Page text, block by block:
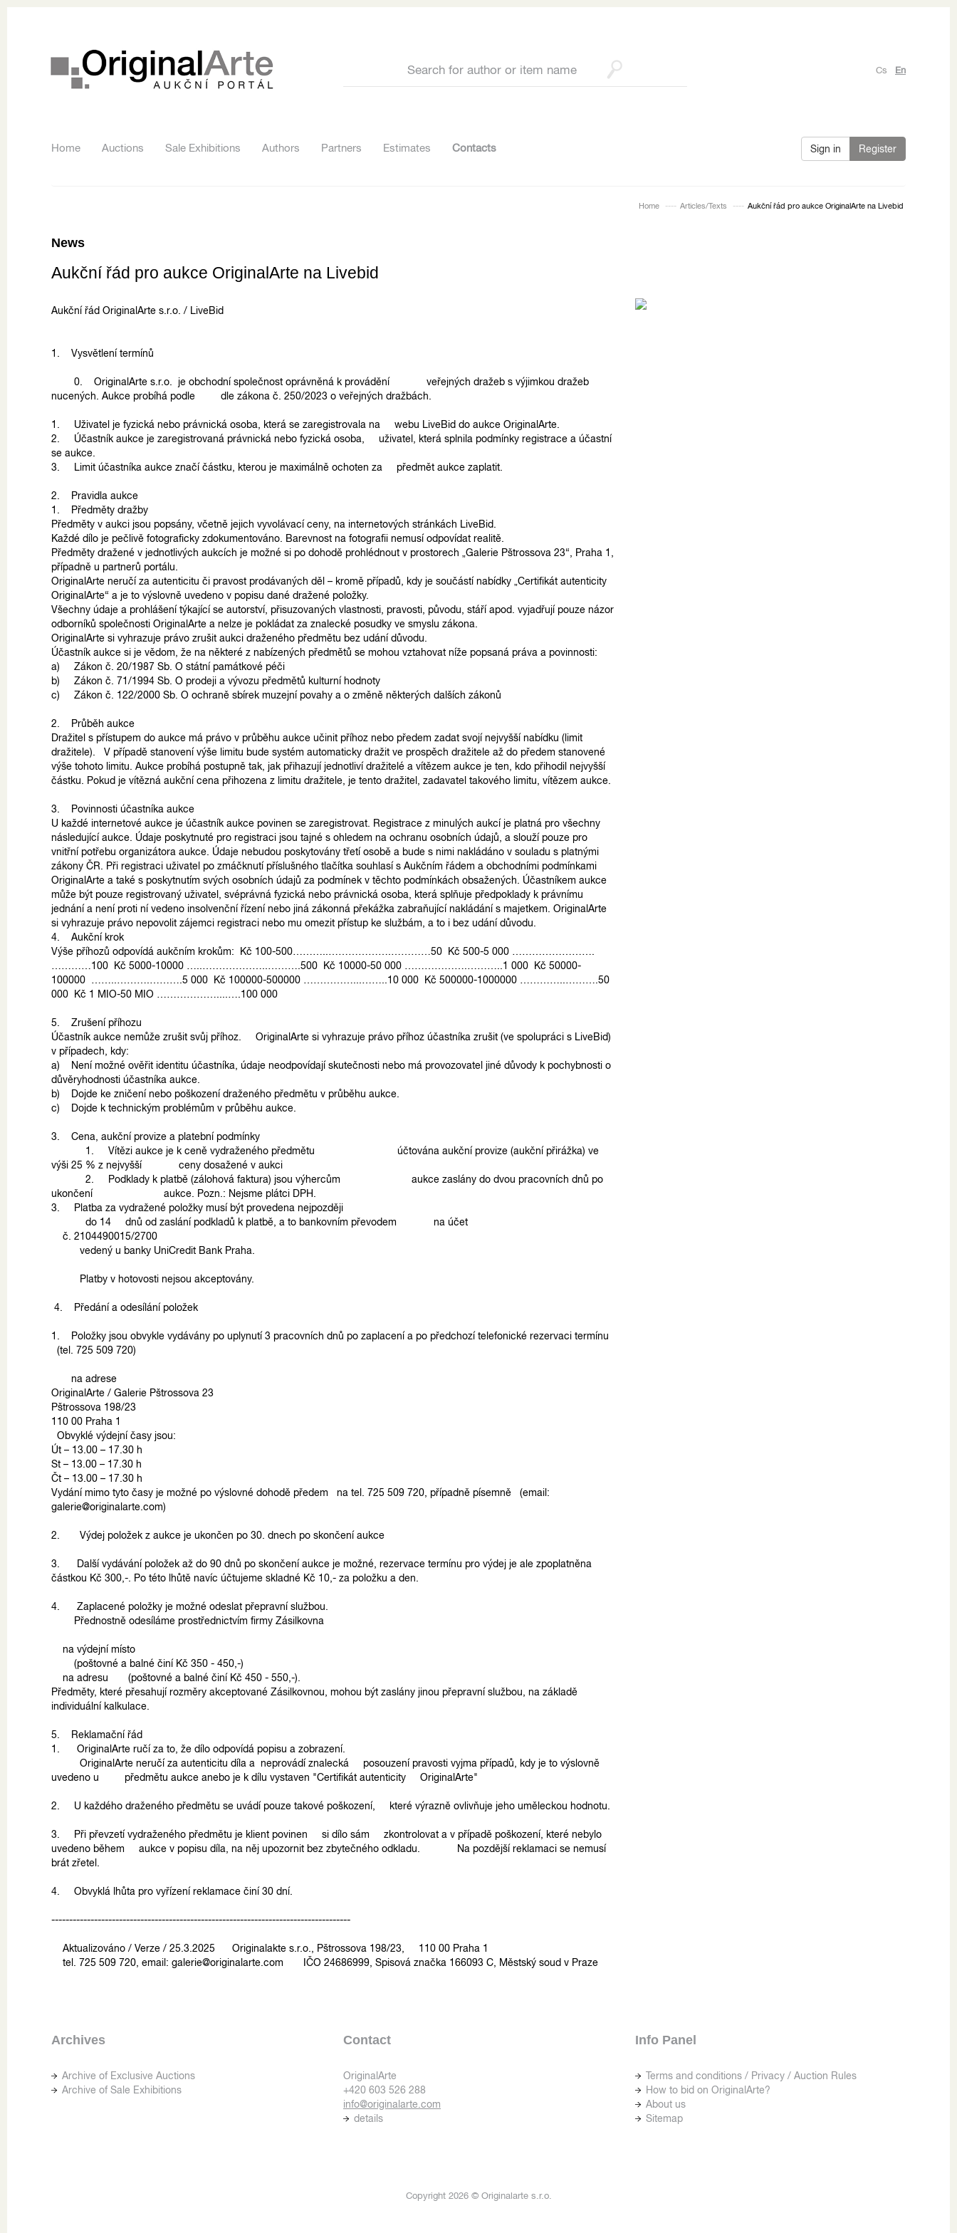
Cs En
Home Auctions Sale Exhibitions Authors Partners Estimates Contacts Sign in Register
Home Articles/Texts Aukční řád pro aukce OriginalArte na Livebid
News
Aukční řád pro aukce OriginalArte na Livebid
Aukční řád OriginalArte s.r.o. / LiveBid
1. Vysvětlení termínů
0. OriginalArte s.r.o. je obchodní společnost oprávněná k provádění veřejných dražeb s výjimkou dražeb
nucených. Aukce probíhá podle dle zákona č. 250/2023 o veřejných dražbách.
1. Uživatel je fyzická nebo právnická osoba, která se zaregistrovala na webu LiveBid do aukce OriginalArte.
2. Účastník aukce je zaregistrovaná právnická nebo fyzická osoba, uživatel, která splnila podmínky registrace a účastní
se aukce.
3. Limit účastníka aukce značí částku, kterou je maximálně ochoten za předmět aukce zaplatit.
2. Pravidla aukce
1. Předměty dražby
Předměty v aukci jsou popsány, včetně jejich vyvolávací ceny, na internetových stránkách LiveBid.
Každé dílo je pečlivě fotograficky zdokumentováno. Barevnost na fotografii nemusí odpovídat realitě.
Předměty dražené v jednotlivých aukcích je možné si po dohodě prohlédnout v prostorech „Galerie Pštrossova 23“, Praha 1,
případně u partnerů portálu.
OriginalArte neručí za autenticitu či pravost prodávaných děl – kromě případů, kdy je součástí nabídky „Certifikát autenticity
OriginalArte“ a je to výslovně uvedeno v popisu dané dražené položky.
Všechny údaje a prohlášení týkající se autorství, přisuzovaných vlastnosti, pravosti, původu, stáří apod. vyjadřují pouze názor
odborníků společnosti OriginalArte a nelze je pokládat za znalecké posudky ve smyslu zákona.
OriginalArte si vyhrazuje právo zrušit aukci draženého předmětu bez udání důvodu.
Účastník aukce si je vědom, že na některé z nabízených předmětů se mohou vztahovat níže popsaná práva a povinnosti:
a) Zákon č. 20/1987 Sb. O státní památkové péči
b) Zákon č. 71/1994 Sb. O prodeji a vývozu předmětů kulturní hodnoty
c) Zákon č. 122/2000 Sb. O ochraně sbírek muzejní povahy a o změně některých dalších zákonů
2. Průběh aukce
Dražitel s přístupem do aukce má právo v průběhu aukce učinit příhoz nebo předem zadat svojí nejvyšší nabídku (limit
dražitele). V případě stanovení výše limitu bude systém automaticky dražit ve prospěch dražitele až do předem stanovené
výše tohoto limitu. Aukce probíhá postupně tak, jak přihazují jednotliví dražitelé a vítězem aukce je ten, kdo přihodil nejvyšší
částku. Pokud je vítězná aukční cena přihozena z limitu dražitele, je tento dražitel, zadavatel takového limitu, vítězem aukce.
3. Povinnosti účastníka aukce
U každé internetové aukce je účastník aukce povinen se zaregistrovat. Registrace z minulých aukcí je platná pro všechny
následující aukce. Údaje poskytnuté pro registraci jsou tajné s ohledem na ochranu osobních údajů, a slouží pouze pro
vnitřní potřebu organizátora aukce. Údaje nebudou poskytovány třetí osobě a bude s nimi nakládáno v souladu s platnými
zákony ČR. Při registraci uživatel po zmáčknutí příslušného tlačítka souhlasí s Aukčním řádem a obchodními podmínkami
OriginalArte a také s poskytnutím svých osobních údajů za podmínek v těchto podmínkách obsažených. Účastníkem aukce
může být pouze registrovaný uživatel, svéprávná fyzická nebo právnická osoba, která splňuje předpoklady k právnímu
jednání a není proti ní vedeno insolvenční řízení nebo jiná zákonná překážka zabraňující nakládání s majetkem. OriginalArte
si vyhrazuje právo nepovolit zájemci registraci nebo mu omezit přístup ke službám, a to i bez udání důvodu.
4. Aukční krok
Výše příhozů odpovídá aukčním krokům: Kč 100-500………..……………….…………50 Kč 500-5 000 …………………….
…………100 Kč 5000-10000 …..………………..……….500 Kč 10000-50 000 ……………….………..1 000 Kč 50000-
100000 ……..……….……….5 000 Kč 100000-500000 ……………...……..10 000 Kč 500000-1000000 …………..……….50
000 Kč 1 MIO-50 MIO ………………....….100 000
5. Zrušení příhozu
Účastník aukce nemůže zrušit svůj příhoz. OriginalArte si vyhrazuje právo příhoz účastníka zrušit (ve spolupráci s LiveBid)
v případech, kdy:
a) Není možné ověřit identitu účastníka, údaje neodpovídají skutečnosti nebo má provozovatel jiné důvody k pochybnosti o
důvěryhodnosti účastníka aukce.
b) Dojde ke zničení nebo poškození draženého předmětu v průběhu aukce.
c) Dojde k technickým problémům v průběhu aukce.
3. Cena, aukční provize a platební podmínky
1. Vítězi aukce je k ceně vydraženého předmětu účtována aukční provize (aukční přirážka) ve
výši 25 % z nejvyšší ceny dosažené v aukci
2. Podklady k platbě (zálohová faktura) jsou výhercům aukce zaslány do dvou pracovních dnů po
ukončení aukce. Pozn.: Nejsme plátci DPH.
3. Platba za vydražené položky musí být provedena nejpozději
do 14 dnů od zaslání podkladů k platbě, a to bankovním převodem na účet
č. 2104490015/2700
vedený u banky UniCredit Bank Praha.
Platby v hotovosti nejsou akceptovány.
4. Předání a odesílání položek
1. Položky jsou obvykle vydávány po uplynutí 3 pracovních dnů po zaplacení a po předchozí telefonické rezervaci termínu
(tel. 725 509 720)
na adrese
OriginalArte / Galerie Pštrossova 23
Pštrossova 198/23
110 00 Praha 1
Obvyklé výdejní časy jsou:
Út – 13.00 – 17.30 h
St – 13.00 – 17.30 h
Čt – 13.00 – 17.30 h
Vydání mimo tyto časy je možné po výslovné dohodě předem na tel. 725 509 720, případně písemně (email:
galerie@originalarte.com)
2. Výdej položek z aukce je ukončen po 30. dnech po skončení aukce
3. Další vydávání položek až do 90 dnů po skončení aukce je možné, rezervace termínu pro výdej je ale zpoplatněna
částkou Kč 300,-. Po této lhůtě navíc účtujeme skladné Kč 10,- za položku a den.
4. Zaplacené položky je možné odeslat přepravní službou.
Přednostně odesíláme prostřednictvím firmy Zásilkovna
na výdejní místo
(poštovné a balné činí Kč 350 - 450,-)
na adresu (poštovné a balné činí Kč 450 - 550,-).
Předměty, které přesahují rozměry akceptované Zásilkovnou, mohou být zaslány jinou přepravní službou, na základě
individuální kalkulace.
5. Reklamační řád
1. OriginalArte ručí za to, že dílo odpovídá popisu a zobrazení.
OriginalArte neručí za autenticitu díla a neprovádí znalecká posouzení pravosti vyjma případů, kdy je to výslovně
uvedeno u předmětu aukce anebo je k dílu vystaven "Certifikát autenticity OriginalArte"
2. U každého draženého předmětu se uvádí pouze takové poškození, které výrazně ovlivňuje jeho uměleckou hodnotu.
3. Při převzetí vydraženého předmětu je klient povinen si dílo sám zkontrolovat a v případě poškození, které nebylo
uvedeno během aukce v popisu díla, na něj upozornit bez zbytečného odkladu. Na pozdější reklamaci se nemusí
brát zřetel.
4. Obvyklá lhůta pro vyřízení reklamace činí 30 dní.
------------------------------------------------------------------------------------
Aktualizováno / Verze / 25.3.2025 Originalakte s.r.o., Pštrossova 198/23, 110 00 Praha 1
tel. 725 509 720, email: galerie@originalarte.com IČO 24686999, Spisová značka 166093 C, Městský soud v Praze
Archives
Archive of Exclusive Auctions
Archive of Sale Exhibitions
Contact
OriginalArte
+420 603 526 288
info@originalarte.com
details
Info Panel
Terms and conditions / Privacy / Auction Rules
How to bid on OriginalArte?
About us
Sitemap
Copyright 2026 © Originalarte s.r.o.